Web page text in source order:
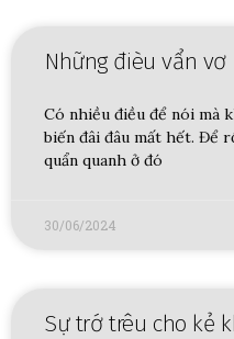
Những đièu vẩn vơ
Có nhiều điều để nói mà
biến đâi đâu mất hết. Để
quẩn quanh ở đó
30/06/2024
Sự trớ trêu cho kẻ